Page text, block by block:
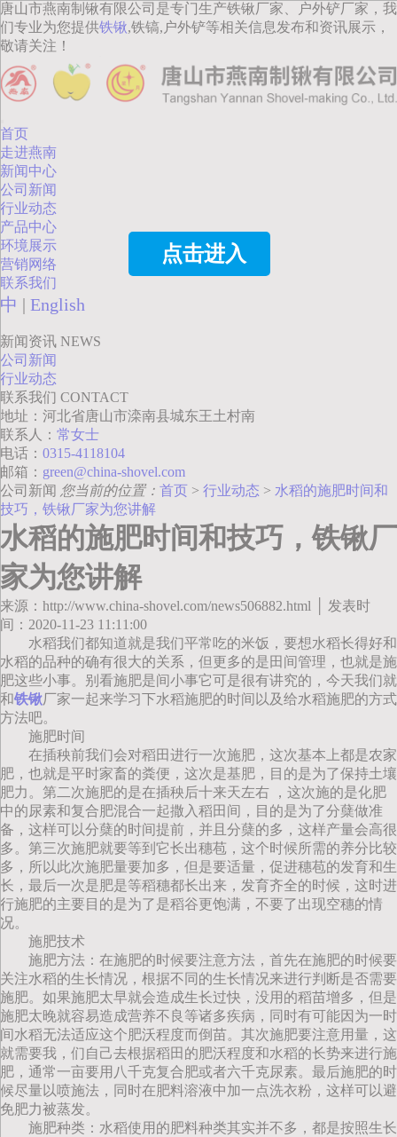
点击进入
唐山市燕南制锹有限公司是专门生产铁锹厂家、户外铲厂家，我
们专业为您提供铁锹,铁镐,户外铲等相关信息发布和资讯展示，
敬请关注！
首页
走进燕南
新闻中心
公司新闻
行业动态
产品中心
环境展示
营销网络
联系我们
中 | English
新闻资讯 NEWS
公司新闻
行业动态
联系我们 CONTACT
地址：河北省唐山市滦南县城东王土村南
联系人： 常女士
电话： 0315-4118104
邮箱： green@china-shovel.com
公司新闻 您当前的位置： 首页 > 行业动态 > 水稻的施肥时间和
技巧，铁锹厂家为您讲解
水稻的施肥时间和技巧，铁锹厂
家为您讲解
来源：http://www.china-shovel.com/news506882.html │ 发表时
间：2020-11-23 11:11:00
水稻我们都知道就是我们平常吃的米饭，要想水稻长得好和
水稻的品种的确有很大的关系，但更多的是田间管理，也就是施
肥这些小事。别看施肥是间小事它可是很有讲究的，今天我们就
和铁锹厂家一起来学习下水稻施肥的时间以及给水稻施肥的方式
方法吧。
施肥时间
在插秧前我们会对稻田进行一次施肥，这次基本上都是农家
肥，也就是平时家畜的粪便，这次是基肥，目的是为了保持土壤
肥力。第二次施肥的是在插秧后十来天左右 ，这次施的是化肥
中的尿素和复合肥混合一起撒入稻田间，目的是为了分蘖做准
备，这样可以分蘖的时间提前，并且分蘖的多，这样产量会高很
多。第三次施肥就要等到它长出穗苞，这个时候所需的养分比较
多，所以此次施肥量要加多，但是要适量，促进穗苞的发育和生
长，最后一次是肥是等稻穗都长出来，发育齐全的时候，这时进
行施肥的主要目的是为了是稻谷更饱满，不要了出现空穗的情
况。
施肥技术
施肥方法：在施肥的时候要注意方法，首先在施肥的时候要
关注水稻的生长情况，根据不同的生长情况来进行判断是否需要
施肥。如果施肥太早就会造成生长过快，没用的稻苗增多，但是
施肥太晚就容易造成营养不良等诸多疾病，同时有可能因为一时
间水稻无法适应这个肥沃程度而倒苗。其次施肥要注意用量，这
就需要我，们自己去根据稻田的肥沃程度和水稻的长势来进行施
肥，通常一亩要用八千克复合肥或者六千克尿素。最后施肥的时
候尽量以喷施法，同时在肥料溶液中加一点洗衣粉，这样可以避
免肥力被蒸发。
施肥种类：水稻使用的肥料种类其实并不多，都是按照生长